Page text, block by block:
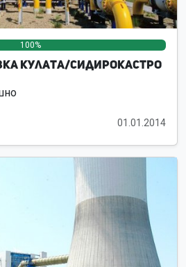
100%
Кулата/Сидирокастро
01.01.2014